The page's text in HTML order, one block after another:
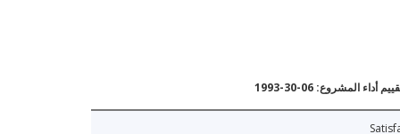
أداء المشروع: 06-30-1993